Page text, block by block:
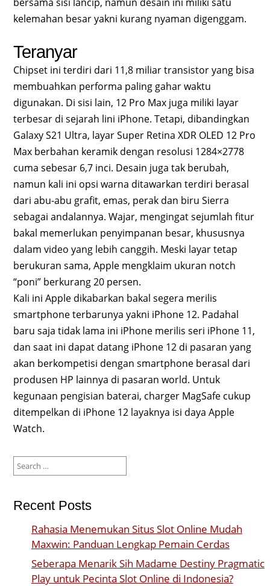
kelemahan besar yakni kurang nyaman digenggam.
Teranyar
Chipset ini terdiri dari 11,8 miliar transistor yang bisa
membuahkan performa paling gahar waktu
digunakan. Di sisi lain, 12 Pro Max juga miliki layar
terbesar di sejarah lini iPhone. Tetapi, dibandingkan
Galaxy S21 Ultra, layar Super Retina XDR OLED 12 Pro
Max berbahan keramik dengan resolusi 1284×2778
cuma sebesar 6,7 inci. Desain juga tak berubah,
namun kali ini opsi warna ditawarkan terdiri berasal
dari abu-abu grafit, emas, perak dan biru Sierra
sebagai andalannya. Wajar, mengingat sejumlah fitur
bakal memerlukan penyimpanan besar, khususnya
dalam video yang lebih canggih. Meski layar tetap
berukuran sama, Apple mengklaim ukuran notch
“poni” berkurang 20 persen.
Kali ini Apple dikabarkan bakal segera merilis
smartphone terbarunya yakni iPhone 12. Padahal
baru saja tidak lama ini iPhone merilis seri iPhone 11,
dan saat ini dapat datang iPhone 12 di pasaran yang
akan berkompetisi dengan smartphone berasal dari
produsen HP lainnya di pasaran world. Untuk
kegunaan pengisian baterai, charger MagSafe cukup
ditempelkan di iPhone 12 layaknya isi daya Apple
Watch.
for:
Recent Posts
Rahasia Menemukan Situs Slot Online Mudah
Maxwin: Panduan Lengkap Pemain Cerdas
Seberapa Menarik Sih Madame Destiny Pragmatic
Play untuk Pecinta Slot Online di Indonesia?